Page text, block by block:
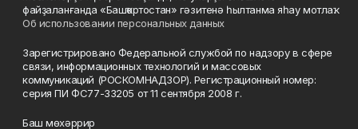
файҙаланғанда «Башҡортостан» гәзитенә һылтанма яһау мотлаҡ.
Об использовании персональных данных
Зарегистрировано Федеральной службой по надзору в сфере
связи, информационных технологий и массовых
коммуникаций (РОСКОМНАДЗОР). Регистрационный номер:
серия ПИ ФС77-33205 от 11 сентября 2008 г.
Баш мөхәррир